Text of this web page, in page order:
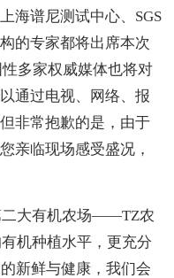
海谱尼测试中心、SGS
的专家都将出席本次
多家权威媒体也将对
通过电视、网络、报
非常抱歉的是，由于
亲临现场感受盛况，
二大有机农场——TZ农
机种植水平，更充分
新鲜与健康，我们会